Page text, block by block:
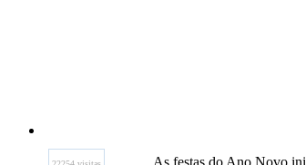
As festas do Ano Novo